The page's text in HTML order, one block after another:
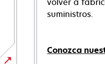
suministros.
Conozca